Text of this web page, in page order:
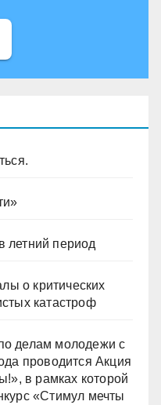
летний период
о критических
катастроф
делам молодежи с
проводится Акция
в рамках которой
«Стимул мечты